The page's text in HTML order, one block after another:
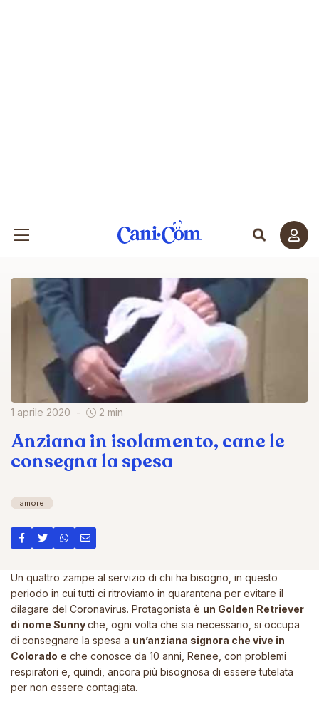
1 aprile 2020 2 min
Anziana in isolamento, cane le
consegna la spesa
amore
Un quattro zampe al servizio di chi ha bisogno, in questo
periodo in cui tutti ci ritroviamo in quarantena per evitare il
dilagare del Coronavirus. Protagonista è un Golden Retriever
di nome Sunnyche, ogni volta che sia necessario, si occupa
di consegnare la spesa a un’anziana signora che vive in
Colorado e che conosce da 10 anni, Renee, con problemi
respiratori e, quindi, ancora più bisognosa di essere tutelata
per non essere contagiata.